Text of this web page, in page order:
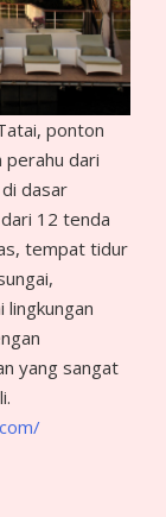
ponton
perahu dari
dasar
12 tenda
tempat tidur
lingkungan
yang sangat